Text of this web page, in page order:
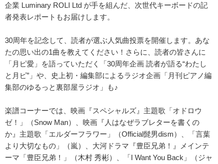
企業 Luminary ROLI Ltd が手を組んだ、次世代キーボードの記
者発表レポートもお届けします。
30周年を記念して、読者が選ぶ人気曲投票を開催します。あな
たの思い出の1曲を教えてください！さらに、読者の皆さんに
「月ピ愛」を語っていただく「30周年企画 読者が語る“わたし
と月ピ”」や、史上初・編集部によるラジオ企画「月刊ピアノ編
集部のゆるっと裏部屋ラジオ」も♪
楽譜コーナーでは、映画『スペシャルズ』主題歌「オドロウ
ゼ！」（Snow Man）、映画『人はなぜラブレターを書くの
か』主題歌「エルダーフラワー」（Official髭男dism）、「言葉
より大切なもの」（嵐）、大河ドラマ『豊臣兄弟！』メインテ
ーマ「豊臣兄弟！」（木村 秀彬）、「I Want You Back」（ジャ